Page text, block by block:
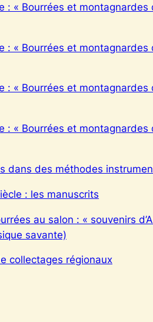
: « Bourrées et
: « Bourrées et
: « Bourrées et
: « Bourrées et
dans des méthodes
: les manuscrits
au salon : « souvenirs
savante)
collectages régionaux